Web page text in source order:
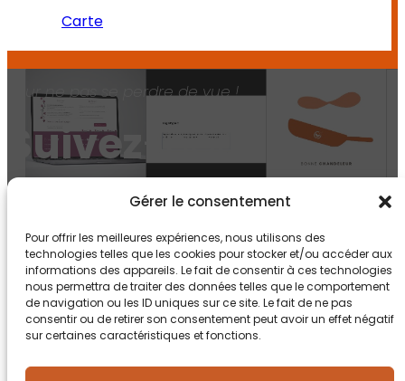
Gérer le consentement
Pour offrir les meilleures expériences, nous utilisons des
technologies telles que les cookies pour stocker et/ou accéder aux
informations des appareils. Le fait de consentir à ces technologies
nous permettra de traiter des données telles que le comportement
de navigation ou les ID uniques sur ce site. Le fait de ne pas
consentir ou de retirer son consentement peut avoir un effet négatif
sur certaines caractéristiques et fonctions.
Carte
Pour ne pas se perdre de vue !
Suivez-nous !
Mentions légalesRGPDDoué-en-AnjouSaumurAngersMontreuil-Bellay
Segré